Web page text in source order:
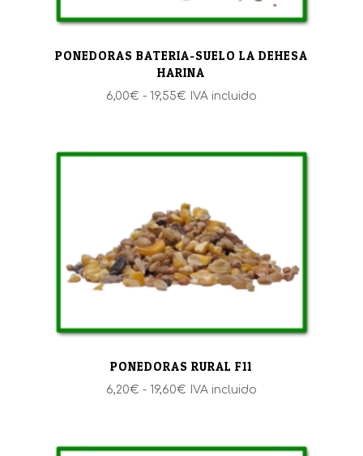
PONEDORAS BATERIA-SUELO LA DEHESA
HARINA
6,00€ - 19,55€Rango
desde
19,55€
IVA incluido
PONEDORAS RURAL F11
6,20€ - 19,60€Rango
desde
IVA incluido